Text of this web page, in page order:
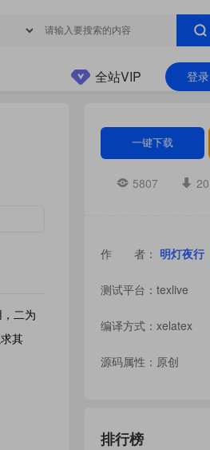
登录
全站VIP
二为
其
一键下载
5807 20
作 者： 明灯夜行
测试平台：texlive
编译方式：xelatex
源码属性：原创
排行榜